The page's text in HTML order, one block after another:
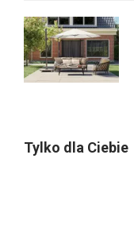
Tylko dla Ciebie